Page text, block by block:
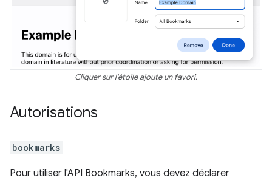
Cliquer sur l'étoile ajoute un favori.
Autorisations
bookmarks
Pour utiliser l'API Bookmarks, vous devez déclarer